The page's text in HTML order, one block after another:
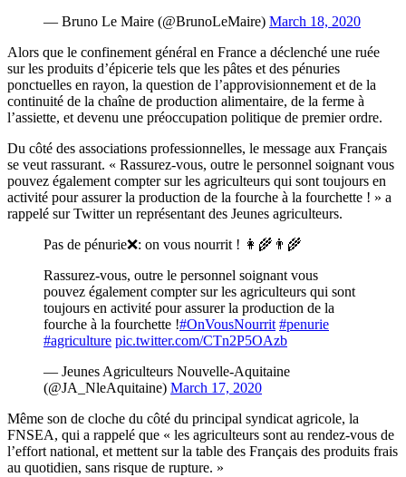
— Bruno Le Maire (@BrunoLeMaire) March 18, 2020
Alors que le confinement général en France a déclenché une ruée
sur les produits d’épicerie tels que les pâtes et des pénuries
ponctuelles en rayon, la question de l’approvisionnement et de la
continuité de la chaîne de production alimentaire, de la ferme à
l’assiette, et devenu une préoccupation politique de premier ordre.
Du côté des associations professionnelles, le message aux Français
se veut rassurant. « Rassurez-vous, outre le personnel soignant vous
pouvez également compter sur les agriculteurs qui sont toujours en
activité pour assurer la production de la fourche à la fourchette ! » a
rappelé sur Twitter un représentant des Jeunes agriculteurs.
Pas de pénurie❌: on vous nourrit ! 👩‍🌾👨‍🌾
Rassurez-vous, outre le personnel soignant vous
pouvez également compter sur les agriculteurs qui sont
toujours en activité pour assurer la production de la
fourche à la fourchette !#OnVousNourrit #penurie
#agriculture pic.twitter.com/CTn2P5OAzb
— Jeunes Agriculteurs Nouvelle-Aquitaine
(@JA_NleAquitaine) March 17, 2020
Même son de cloche du côté du principal syndicat agricole, la
FNSEA, qui a rappelé que « les agriculteurs sont au rendez-vous de
l’effort national, et mettent sur la table des Français des produits frais
au quotidien, sans risque de rupture. »